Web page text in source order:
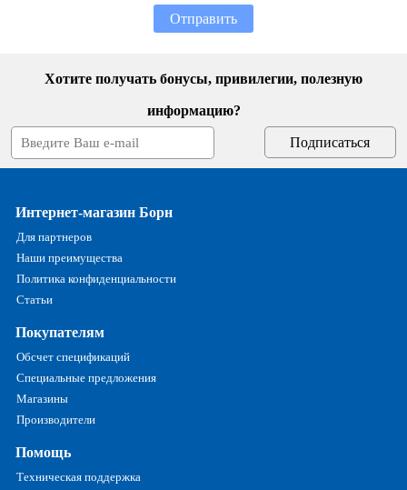
Отправить
Хотите получать бонусы, привилегии, полезную
информацию?
Интернет-магазин Борн
Для партнеров
Наши преимущества
Политика конфиденциальности
Статьи
Покупателям
Обсчет спецификаций
Специальные предложения
Магазины
Производители
Помощь
Техническая поддержка